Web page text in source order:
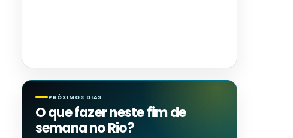
PRÓXIMOS DIAS
O que fazer neste fim de
semana no Rio?